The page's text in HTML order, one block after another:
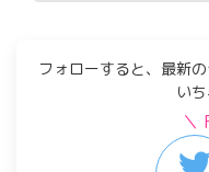
フォローすると、最新
い
＼